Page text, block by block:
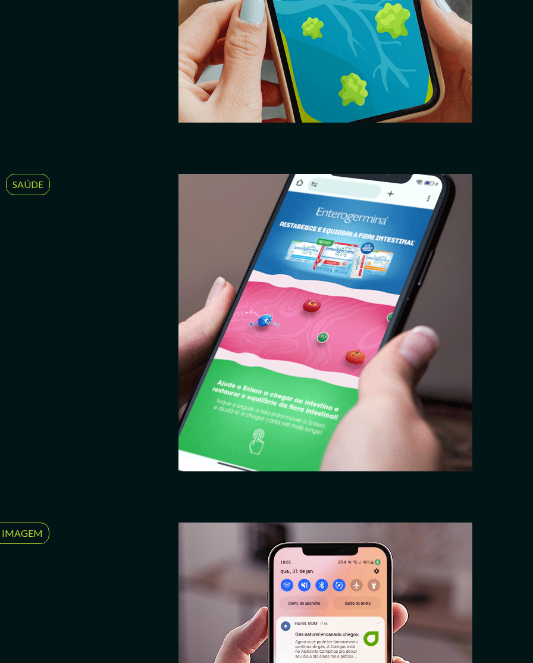
SAÚDE
IMAGEM